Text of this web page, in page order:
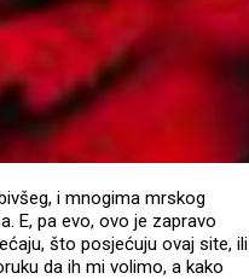
i mnogima mrskog
E, pa evo, ovo je zapravo
što posjećuju ovaj site, ili
da ih mi volimo, a kako